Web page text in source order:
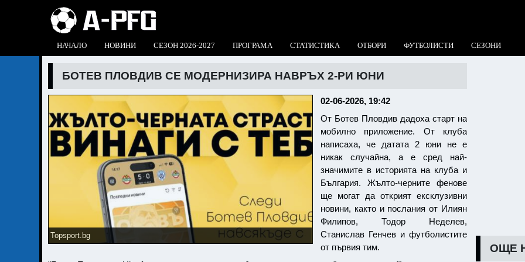
НАЧАЛО НОВИНИ СЕЗОН 2026-2027 ПРОГРАМА СТАТИСТИКА ОТБОРИ ФУТБОЛИСТИ СЕЗОНИ
ОЩЕ
БОТЕВ ПЛОВДИВ СЕ МОДЕРНИЗИРА НАВРЪХ 2-РИ ЮНИ
Topsport.bg
02-06-2026, 19:42
От Ботев Пловдив дадоха старт на
мобилно приложение. От клуба
написаха, че датата 2 юни не е
никак случайна, а е сред най-
значимите в историята на клуба и
България. Жълто-черните фенове
ще могат да открият ексклузивни
новини, както и послания от Илиян
Филипов, Тодор Неделев,
Станислав Генчев и футболистите
от първия тим.